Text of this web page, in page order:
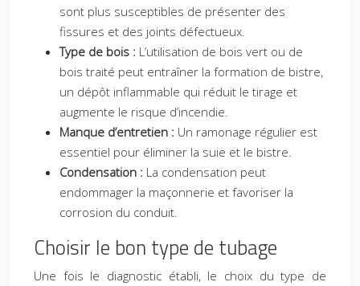
sont plus susceptibles de présenter des
fissures et des joints défectueux.
Type de bois : L’utilisation de bois vert ou de
bois traité peut entraîner la formation de bistre,
un dépôt inflammable qui réduit le tirage et
augmente le risque d’incendie.
Manque d’entretien : Un ramonage régulier est
essentiel pour éliminer la suie et le bistre.
Condensation : La condensation peut
endommager la maçonnerie et favoriser la
corrosion du conduit.
Choisir le bon type de tubage
Une fois le diagnostic établi, le choix du type de